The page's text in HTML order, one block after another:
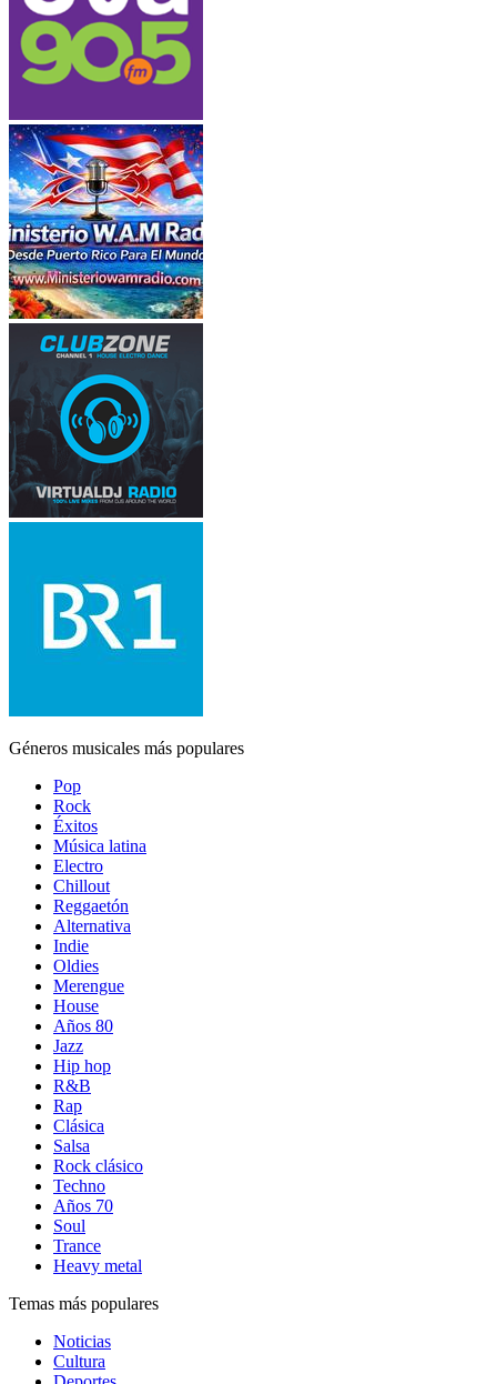
Géneros musicales más populares
Pop
Rock
Éxitos
Música latina
Electro
Chillout
Reggaetón
Alternativa
Indie
Oldies
Merengue
House
Años 80
Jazz
Hip hop
R&B
Rap
Clásica
Salsa
Rock clásico
Techno
Años 70
Soul
Trance
Heavy metal
Temas más populares
Noticias
Cultura